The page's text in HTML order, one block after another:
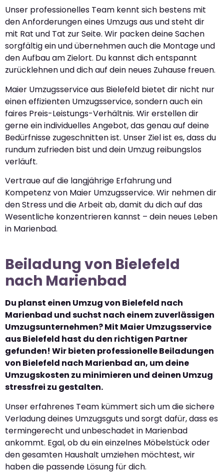
Unser professionelles Team kennt sich bestens mit
den Anforderungen eines Umzugs aus und steht dir
mit Rat und Tat zur Seite. Wir packen deine Sachen
sorgfältig ein und übernehmen auch die Montage und
den Aufbau am Zielort. Du kannst dich entspannt
zurücklehnen und dich auf dein neues Zuhause freuen.
Maier Umzugsservice aus Bielefeld bietet dir nicht nur
einen effizienten Umzugsservice, sondern auch ein
faires Preis-Leistungs-Verhältnis. Wir erstellen dir
gerne ein individuelles Angebot, das genau auf deine
Bedürfnisse zugeschnitten ist. Unser Ziel ist es, dass du
rundum zufrieden bist und dein Umzug reibungslos
verläuft.
Vertraue auf die langjährige Erfahrung und
Kompetenz von Maier Umzugsservice. Wir nehmen dir
den Stress und die Arbeit ab, damit du dich auf das
Wesentliche konzentrieren kannst – dein neues Leben
in Marienbad.
Beiladung von Bielefeld
nach Marienbad
Du planst einen Umzug von Bielefeld nach
Marienbad und suchst nach einem zuverlässigen
Umzugsunternehmen? Mit Maier Umzugsservice
aus Bielefeld hast du den richtigen Partner
gefunden! Wir bieten professionelle Beiladungen
von Bielefeld nach Marienbad an, um deine
Umzugskosten zu minimieren und deinen Umzug
stressfrei zu gestalten.
Unser erfahrenes Team kümmert sich um die sichere
Verladung deines Umzugsguts und sorgt dafür, dass es
termingerecht und unbeschadet in Marienbad
ankommt. Egal, ob du ein einzelnes Möbelstück oder
den gesamten Haushalt umziehen möchtest, wir
haben die passende Lösung für dich.